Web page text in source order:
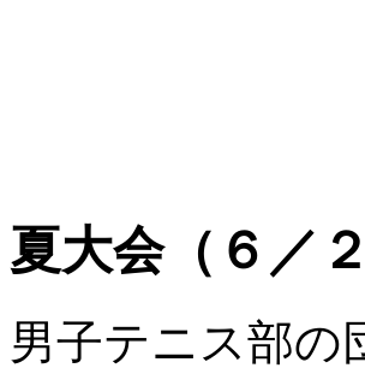
夏大会（６／２
男子テニス部の